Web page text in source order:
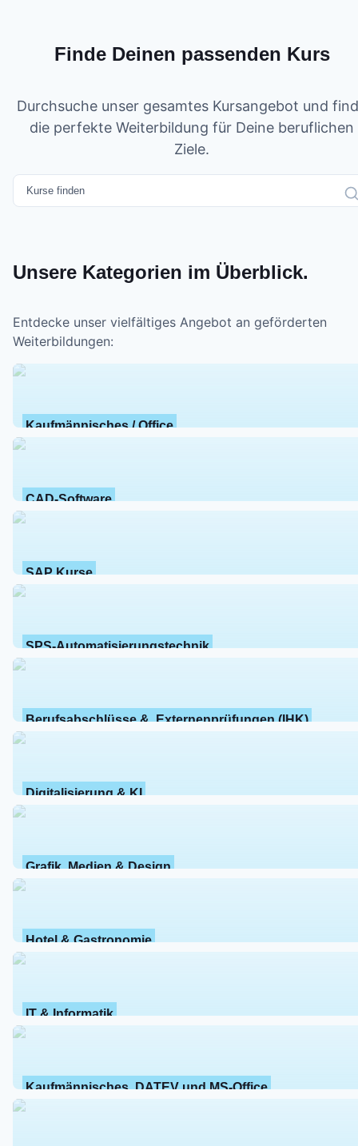
Finde Deinen passenden Kurs
Durchsuche unser gesamtes Kursangebot und
die perfekte Weiterbildung für Deine beruflichen
Ziele.
Unsere Kategorien im Überblick.
Entdecke unser vielfältiges Angebot an geförderten
Weiterbildungen:
Kaufmännisches / Office
CAD-Software
SAP Kurse
SPS-Automatisierungstechnik
Berufsabschlüsse &  Externenprüfungen (IHK)
Digitalisierung & KI
Grafik, Medien & Design
Hotel & Gastronomie
IT & Informatik
Kaufmännisches, DATEV und MS-Office